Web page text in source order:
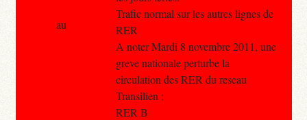
Trafic normal sur les autres lignes de
RER
A noter Mardi 8 novembre 2011, une
greve nationale perturbe la
circulation des RER du reseau
Transilien :
RER B
au